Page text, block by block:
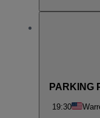
PARKING
19:30